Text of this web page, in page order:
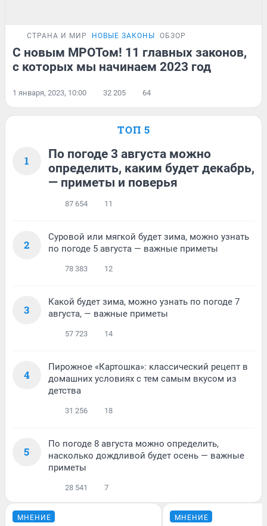
СТРАНА И МИР НОВЫЕ ЗАКОНЫ ОБЗОР
С новым МРОТом! 11 главных законов,
с которых мы начинаем 2023 год
1 января, 2023, 10:00 32 205 64
ТОП 5
1
По погоде 3 августа можно
определить, каким будет декабрь,
— приметы и поверья
87 654 11
2
Суровой или мягкой будет зима, можно узнать
по погоде 5 августа — важные приметы
78 383 12
3
Какой будет зима, можно узнать по погоде 7
августа, — важные приметы
57 723 14
4
Пирожное «Картошка»: классический рецепт в
домашних условиях с тем самым вкусом из
детства
31 256 18
5
По погоде 8 августа можно определить,
насколько дождливой будет осень — важные
приметы
28 541 7
МНЕНИЕ МНЕНИЕ